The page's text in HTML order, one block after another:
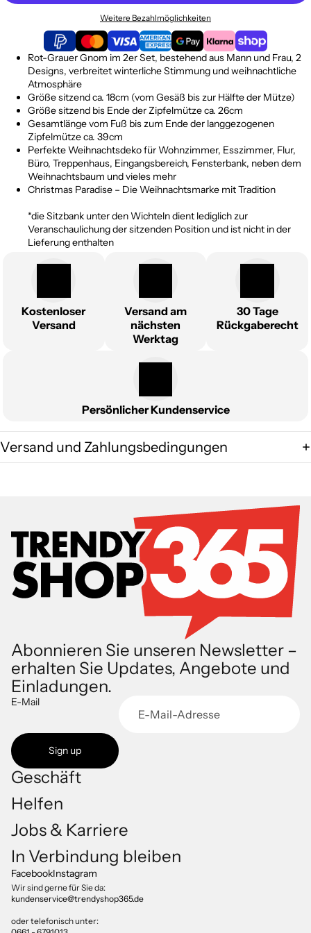
Weitere Bezahlmöglichkeiten
Rot-Grauer Gnom im 2er Set, bestehend aus Mann und Frau, 2
Designs, verbreitet winterliche Stimmung und weihnachtliche
Atmosphäre
Größe sitzend ca. 18cm (vom Gesäß bis zur Hälfte der Mütze)
Größe sitzend bis Ende der Zipfelmütze ca. 26cm
Gesamtlänge vom Fuß bis zum Ende der langgezogenen
Zipfelmütze ca. 39cm
Perfekte Weihnachtsdeko für Wohnzimmer, Esszimmer, Flur,
Büro, Treppenhaus, Eingangsbereich, Fensterbank, neben dem
Weihnachtsbaum und vieles mehr
Christmas Paradise – Die Weihnachtsmarke mit Tradition
*die Sitzbank unter den Wichteln dient lediglich zur
Veranschaulichung der sitzenden Position und ist nicht in der
Lieferung enthalten
Kostenloser
Versand
Versand am
nächsten
Werktag
30 Tage
Rückgaberecht
Persönlicher Kundenservice
Versand und Zahlungsbedingungen
Abonnieren Sie unseren Newsletter –
erhalten Sie Updates, Angebote und
Einladungen.
E-Mail
Sign up
Geschäft
Helfen
Jobs & Karriere
In Verbindung bleiben
FacebookInstagram
Wir sind gerne für Sie da:
kundenservice@trendyshop365.de
oder telefonisch unter:
Impressum
Versand
AGB
Kontaktinformationen